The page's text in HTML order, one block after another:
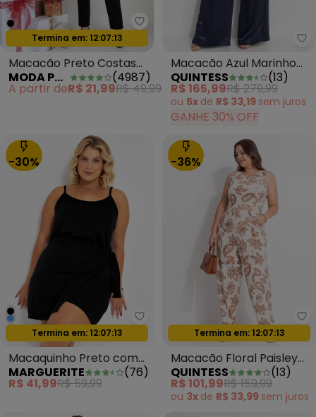
Moda Pop - Macacão Preto
Oferta relâmpago
Termina em:12:07:11
Macacão Preto Costas
Gota e Amarração
MODA POP (4987)
A partir deR$ 21,99R$ 49,99
Macacão Azul Marinho
em Crepe Plano
Aveludado
QUINTESS (13)
R$ 165,99R$ 279,99
ou 5x de R$ 33,19 sem juros
GANHE 30% OFF
-30%
Marguerite - Macaquinho
Oferta relâmpago
Termina em:12:07:11
Macaquinho Preto com
Sobreposição
MARGUERITE (76)
R$ 41,99R$ 59,99
-36%
Oferta relâmpago
Termina em:12:07:11
Macacão Floral Paisley
em Malha de Viscose
QUINTESS (13)
R$ 101,99R$ 159,99
ou 3x de R$ 33,99 sem juros